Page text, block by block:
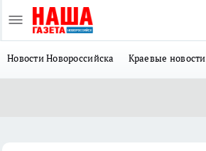
Новости Новороссийска Краевые новости